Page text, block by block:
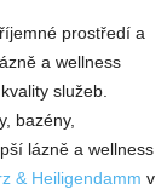
prostředí a
a wellness
služeb.
bazény,
lázně a wellness
& Heiligendamm v